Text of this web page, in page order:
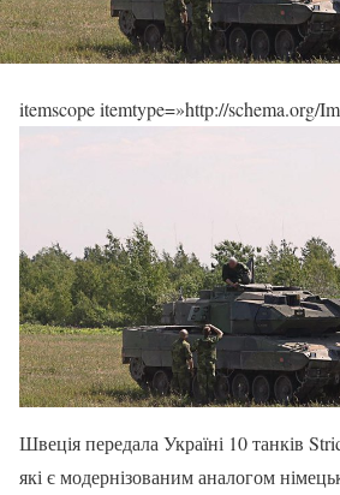
itemscope itemtype=»http://schema.org/
Швеція передала Україні 10 танків
які є модернізованим аналогом